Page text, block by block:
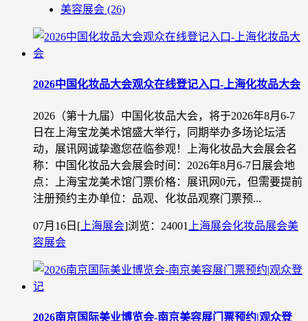
美容展会 (26)
2026中国化妆品大会观众在线登记入口-上海化妆品大会
2026（第十九届）中国化妆品大会，将于2026年8月6-7
日在上海宝龙美术馆盛大举行，同期举办多场论坛活
动，展讯网诚挚邀您莅临参观！上海化妆品大会展会名
称：中国化妆品大会展会时间：2026年8月6-7日展会地
点：上海宝龙美术馆门票价格：展讯网0元，但需要提前
注册预约主办单位：品观、化妆品观察门票预...
07月16日 [ 上海展会]浏览：24001 上海展会化妆品展会美
容展会
​2026南京国际美业博览会-南京美容展门票预约|观众登